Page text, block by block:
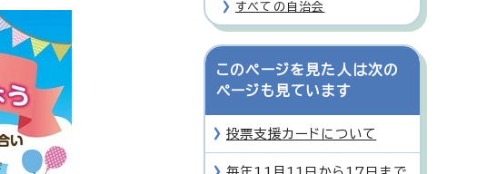
すべての自治会
このページを見た人は次の
ページも見ています
投票支援カードについて